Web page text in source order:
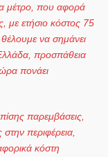
μέτρο, που αφορά
με ετήσιο κόστος 75
να σημάνει
προσπάθεια
πονάει
παρεμβάσεις,
περιφέρεια,
κόστη